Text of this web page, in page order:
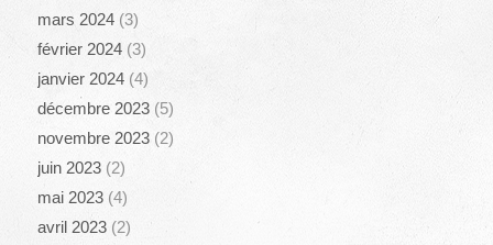
mars 2024(3)
février 2024(3)
janvier 2024(4)
décembre 2023(5)
novembre 2023(2)
juin 2023(2)
mai 2023(4)
avril 2023(2)